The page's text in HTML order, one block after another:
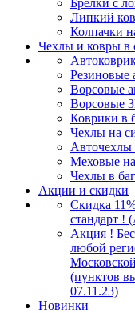
Брелки с
Липкий
Колпачки
Чехлы и ковры в
Резиновые
Ворсовые
Ворсовые
Коврики в
Чехлы на
Авточехлы
Меховые
Чехлы в
Акции и скидки
Скидка
стандарт !
Акция !
любой
(пунктов
07.11.23)
Новинки